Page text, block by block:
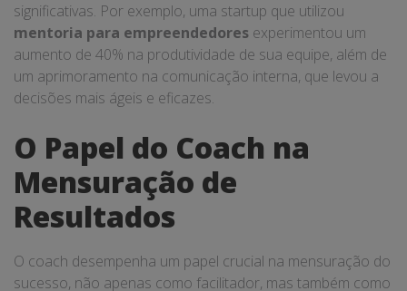
significativas. Por exemplo, uma startup que utilizou
mentoria para empreendedores experimentou um
aumento de 40% na produtividade de sua equipe, além de
um aprimoramento na comunicação interna, que levou a
decisões mais ágeis e eficazes.
O Papel do Coach na
Mensuração de
Resultados
O coach desempenha um papel crucial na mensuração do
sucesso, não apenas como facilitador, mas também como